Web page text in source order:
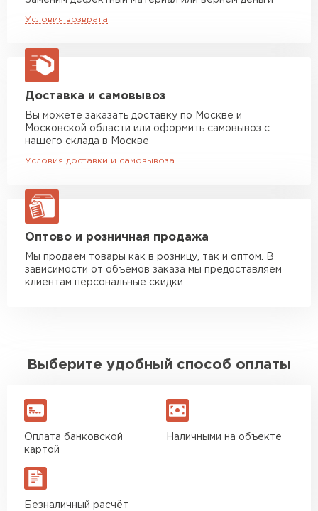
срок службы до 50 лет*.
макс. длина груза 13,5 м
Манипулятор до 5 тн
макс. длина груза 6 м
Манипулятор до 10 тн
макс. длина груза 8 м
Манипулятор до 20 тн
Условия возврата
Доставка и самовывоз
Вы можете заказать доставку по Москве и
Московской области или оформить самовывоз с
нашего склада в Москве
Условия доставки и самовывоза
Оптово и розничная продажа
Мы продаем товары как в розницу, так и оптом. В
зависимости от объемов заказа мы предоставляем
клиентам персональные скидки
Выберите удобный способ оплаты
Оплата банковской
картой
Наличными на объекте
Безналичный расчёт